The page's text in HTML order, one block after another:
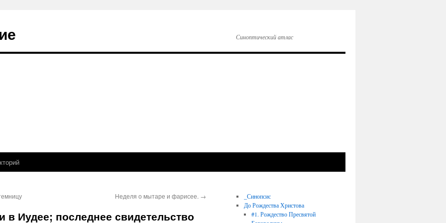
Синоптический атлас
Неделя о мытаре и фарисее. →
в Иудее; последнее свидетельство
_Синопсис
До Рождества Христова
#1. Рождество Пресвятой